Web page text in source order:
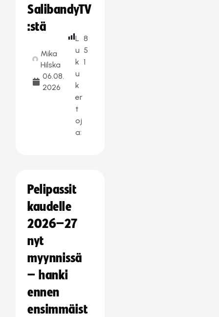
SalibandyTV
:stä
Mika
Hilska
06.08.
2026
L
u
k
u
k
er
t
oj
a:
8
5
1
Pelipassit
kaudelle
2026–27
nyt
myynnissä
– hanki
ennen
ensimmäist